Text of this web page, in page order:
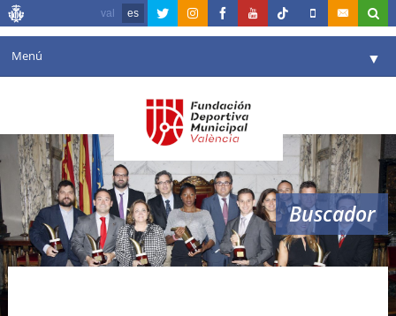
val es
Menú ▼
Agenda
Instalaciones ▼
Comunicación ▼
Valencia en deporte ▼
Buscador
Premios al Mérito Deportivo